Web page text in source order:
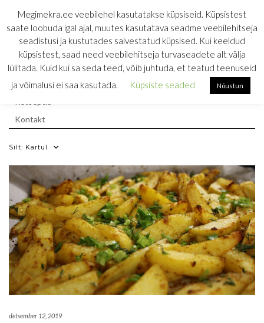
content
MEGIMEKRA
RETSEPTIKOGU
söömine on ainus töö, mis toidab
Esileht
Kontakt
Silt: Kartul
detsember 12, 2019
Megimekra.ee veebilehel kasutatakse küpsiseid. Küpsistest
saate loobuda igal ajal, muutes kasutatava seadme veebilehitseja
seadistusi ja kustutades salvestatud küpsised. Kui keeldud
küpsistest, saad need veebilehitseja turvaseadete alt välja
lülitada. Kuid kui sa seda teed, võib juhtuda, et teatud teenuseid
ja võimalusi ei saa kasutada.
Küpsiste seaded Nõustun